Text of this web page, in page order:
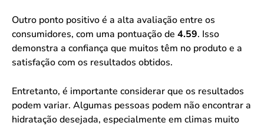
Outro ponto positivo é a alta avaliação entre os
consumidores, com uma pontuação de 4.59. Isso
demonstra a confiança que muitos têm no produto e a
satisfação com os resultados obtidos.
Entretanto, é importante considerar que os resultados
podem variar. Algumas pessoas podem não encontrar a
hidratação desejada, especialmente em climas muito